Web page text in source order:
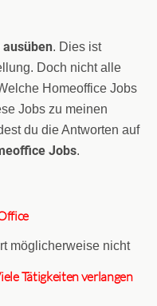
. Dies ist
Doch nicht alle
Homeoffice Jobs
Jobs zu meinen
du die Antworten auf
Jobs.
möglicherweise nicht
Tätigkeiten verlangen